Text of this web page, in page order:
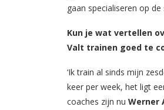
gaan specialiseren op
Kun je wat vertellen
Valt trainen goed te
‘Ik train al sinds mijn
keer per week, het ligt
coaches zijn nu Werner